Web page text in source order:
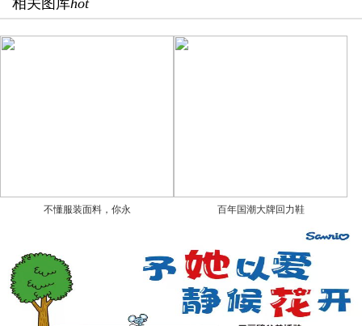
相关图库hot
不懂服装面料，你永 百年国潮大牌回力鞋